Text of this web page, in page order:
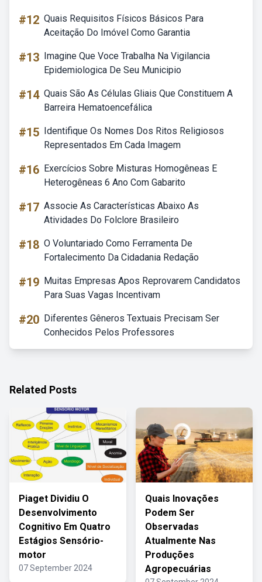
#12 Quais Requisitos Físicos Básicos Para
Aceitação Do Imóvel Como Garantia
#13 Imagine Que Voce Trabalha Na Vigilancia
Epidemiologica De Seu Municipio
#14 Quais São As Células Gliais Que Constituem A
Barreira Hematoencefálica
#15 Identifique Os Nomes Dos Ritos Religiosos
Representados Em Cada Imagem
#16 Exercícios Sobre Misturas Homogêneas E
Heterogêneas 6 Ano Com Gabarito
#17 Associe As Características Abaixo As
Atividades Do Folclore Brasileiro
#18 O Voluntariado Como Ferramenta De
Fortalecimento Da Cidadania Redação
#19 Muitas Empresas Apos Reprovarem Candidatos
Para Suas Vagas Incentivam
#20 Diferentes Gêneros Textuais Precisam Ser
Conhecidos Pelos Professores
Related Posts
Piaget Dividiu O
Desenvolvimento
Cognitivo Em Quatro
Estágios Sensório-
motor
07 September 2024
Quais Inovações
Podem Ser
Observadas
Atualmente Nas
Produções
Agropecuárias